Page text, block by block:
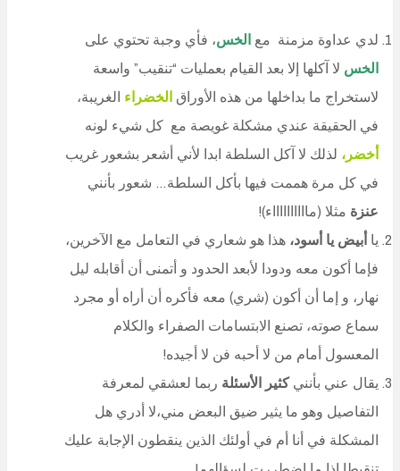
لدي عداوة مزمنة مع الخس، فأي وجبة تحتوي على
الخس لا آكلها إلا بعد القيام بعمليات “تنقيب” واسعة
لاستخراج ما بداخلها من هذه الأوراق الخضراء الغريبة،
في الحقيقة عندي مشكلة غويصة مع كل شيء لونه
أخضر، لذلك لا آكل السلطة ابدا لأني أشعر بشعور غريب
في كل مرة هممت فيها بأكل السلطة… شعور بأنني
عنزة مثلا (مااااااااااء)!
ياأبيض يا أسود، هذا هو شعاري في التعامل مع الآخرين،
فإما أكون معه ودودا لأبعد الحدود و أتمنى أن أقابله ليل
نهار، و إما أن أكون (شري) معه فأكره أن أراه أو مجرد
سماع صوته، تصنع الابتسامات الصفراء والكلام
المعسول أمام من لا أحبه فن لا أجيده!
يقال عني بأننيكثير الأسئلة ربما لعشقي لمعرفة
التفاصيل وهو ما يثير ضيق البعض مني،لا أدري هل
المشكلة في أنا أم في أولئك الذين ينقطون الإجابة عليك